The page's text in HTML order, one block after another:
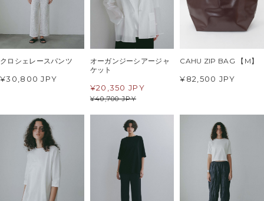
クロシェレースパンツ
¥30,800 JPY
オーガンジーシアージャ
ケット
¥40,700 JPY
¥20,350 JPY
CAHU ZIP BAG 【M】
¥82,500 JPY